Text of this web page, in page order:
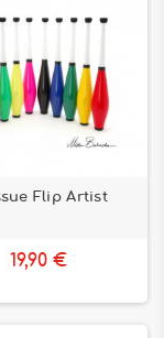
Flip Artist
19,90 €